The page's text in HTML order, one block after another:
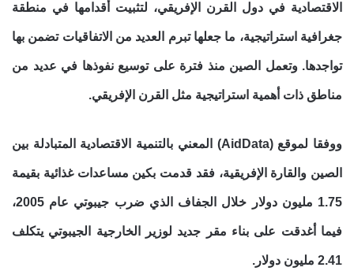
الاقتصادية في دول القرن الإفريقي، لتثبيت أقدامها في منطقة
جغرافية استراتيجية، ما جعلها تبرم العديد من الاتفاقيات تضمن بها
تواجدها.وتعمل الصين منذ فترة على توسيع نفوذها في عديد من
مناطق ذات أهمية استراتيجية مثل القرن الإفريقي.
ووفقا لموقع (AidData) المعني بالتنمية الاقتصادية المتبادلة بين
الصين والقارة الإفريقية، فقد قدمت بكين مساعدات غذائية بقيمة
1.75 مليون دولار خلال الجفاف الذي ضرب جيبوتي عام 2005،
فيما أغدقت على بناء مقر جديد لوزير الخارجية الجيبوتي يتكلف
2.41 مليون دولار.